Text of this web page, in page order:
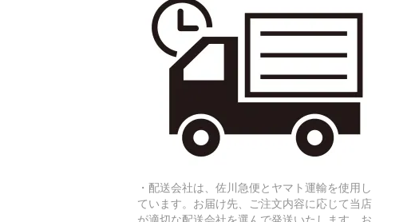
・配送会社は、佐川急便とヤマト運輸を使用し
ています。お届け先、ご注文内容に応じて当店
が適切な配送会社を選んで発送いたします。お